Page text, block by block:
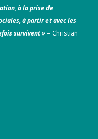
à la prise de
à partir et avec les
survivent » – Christian